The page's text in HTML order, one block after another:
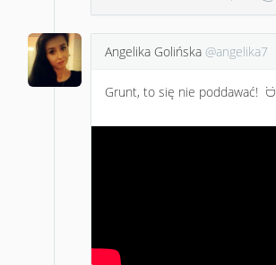
Angelika Golińska @angelika7
Grunt, to się nie poddawać! :D